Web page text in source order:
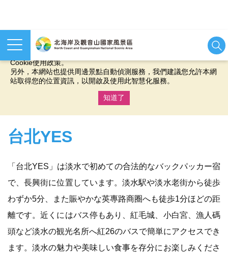
本網站使用cookies等相關技術以持續優化網站服務，並有助於為
您提供更佳的體驗，當您繼續使用本網站即表示您同意我們的
Cookie使用政策。
另外，本網站也提供周邊景點自動偵測服務，我們建議您允許本網
站取得您的位置資訊，以開啟及使用此智慧化服務。
知道了
台北YES
「台北YES」は淡水で初めての合法的なバックパッカー宿
で、長興街に位置しています。淡水駅や淡水老街から徒歩
わずか5分、また賑やかな英專路商圈へも徒歩1分ほどの距
離です。近くにはバス停もあり、紅毛城、小白宮、漁人碼
頭など淡水の観光名所へ紅26のバスで簡単にアクセスでき
ます。淡水の魅力や美味しい食事を存分にお楽しみくださ